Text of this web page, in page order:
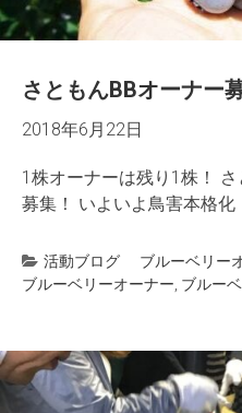
さともんBBオーナー
2018年6月22日
1株オーナーは残り1株！
募集！ いよいよ鳥害本格化
活動ブログ ブルーベリー
ブルーベリーオーナー ブルー